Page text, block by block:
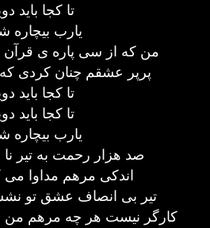
تا کجا باید
یارب بیچاره
من که از سی پاره ی قرآن
پرپر عشقم چنان کردی
تا کجا باید
تا کجا باید
یارب بیچاره
صد هزار رحمت به تیر
اندکی مرهم مداوا می
تیر بی انصاف عشق تو
کارگر نیست هر چه مرهم من